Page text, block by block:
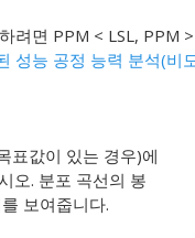
려면 PPM < LSL, PPM
성능 공정 능력 분석(비
표값이 있는 경우)에
오. 분포 곡선의 봉
보여줍니다.